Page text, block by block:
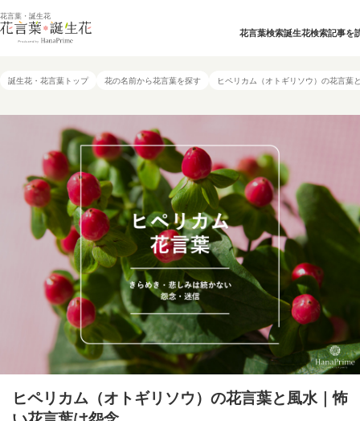
花言葉・誕生花
花言葉検索誕生花検索記事を
誕生花・花言葉トップ 花の名前から花言葉を探す ヒペリカム（オトギリソウ）の花言葉
ヒペリカム（オトギリソウ）の花言葉と風水｜怖